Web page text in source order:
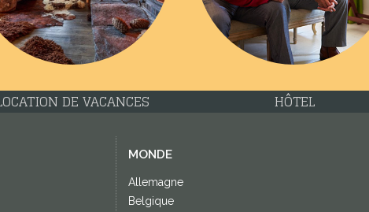
DE VACANCES HÔTEL
MONDE
Allemagne
Belgique